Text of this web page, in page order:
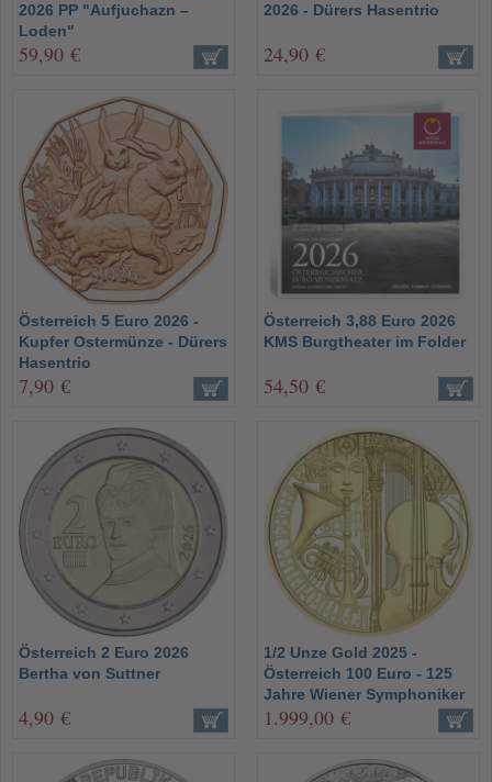
2026 PP "Aufjuchazn –
Loden"
59,90 €
2026 - Dürers Hasentrio
24,90 €
Österreich 5 Euro 2026 -
Kupfer Ostermünze - Dürers
Hasentrio
7,90 €
Österreich 3,88 Euro 2026
KMS Burgtheater im Folder
54,50 €
Österreich 2 Euro 2026
Bertha von Suttner
4,90 €
1/2 Unze Gold 2025 -
Österreich 100 Euro - 125
Jahre Wiener Symphoniker
1.999,00 €